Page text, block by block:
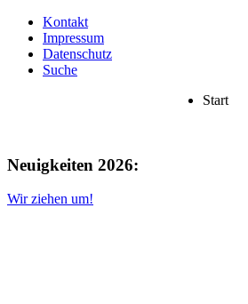
Kontakt
Impressum
Datenschutz
Suche
Start
Neuigkeiten 2026:
Wir ziehen um!